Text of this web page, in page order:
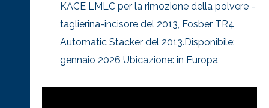
KACE LMLC per la rimozione della polvere -
taglierina-incisore del 2013, Fosber TR4
Automatic Stacker del 2013.Disponibile:
gennaio 2026 Ubicazione: in Europa